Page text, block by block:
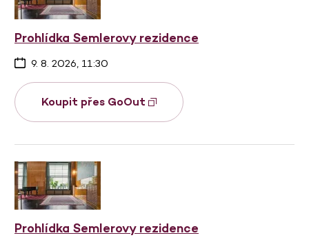
Prohlídka Semlerovy rezidence
9. 8. 2026, 11:30
Koupit přes GoOut
Prohlídka Semlerovy rezidence